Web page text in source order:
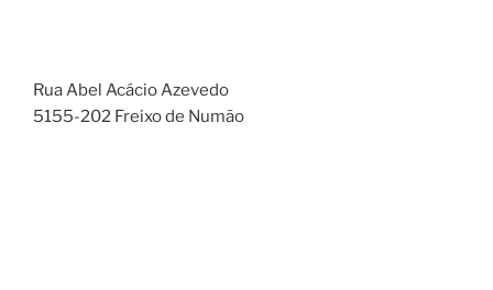
Rua Abel Acácio Azevedo
5155-202 Freixo de Numão